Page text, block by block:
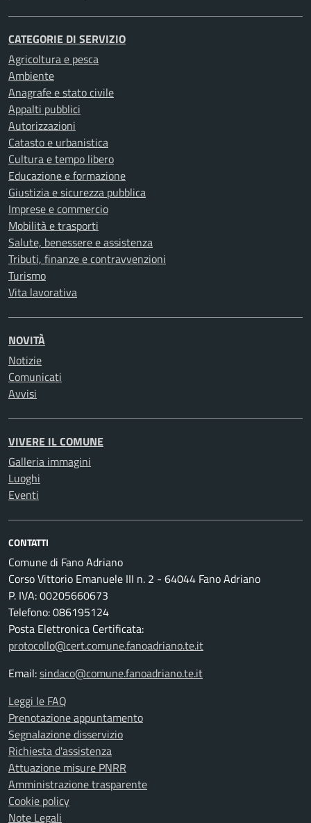
CATEGORIE DI SERVIZIO
Agricoltura e pesca
Ambiente
Anagrafe e stato civile
Appalti pubblici
Autorizzazioni
Catasto e urbanistica
Cultura e tempo libero
Educazione e formazione
Giustizia e sicurezza pubblica
Imprese e commercio
Mobilità e trasporti
Salute, benessere e assistenza
Tributi, finanze e contravvenzioni
Turismo
Vita lavorativa
NOVITÀ
Notizie
Comunicati
Avvisi
VIVERE IL COMUNE
Galleria immagini
Luoghi
Eventi
CONTATTI
Comune di Fano Adriano
Corso Vittorio Emanuele III n. 2 - 64044 Fano Adriano
P. IVA: 00205660673
Telefono: 086195124
Posta Elettronica Certificata:
protocollo@cert.comune.fanoadriano.te.it
Email:sindaco@comune.fanoadriano.te.it
Leggi le FAQ
Prenotazione appuntamento
Segnalazione disservizio
Richiesta d'assistenza
Attuazione misure PNRR
Amministrazione trasparente
Cookie policy
Note Legali